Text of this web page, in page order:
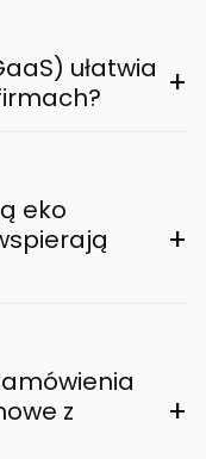
ułatwia +
eko
+
z
+